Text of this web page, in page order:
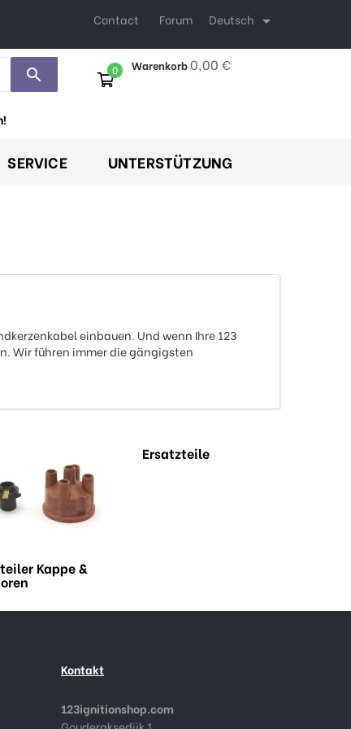
Deutsch 
Contact Forum
search Warenkorb0,00 €
0
SERVICE UNTERSTÜTZUNG
einbauen. Und wenn Ihre 123
Wir führen immer die gängigsten
Kappe &
Ersatzteile
Kontakt
123ignitionshop.com